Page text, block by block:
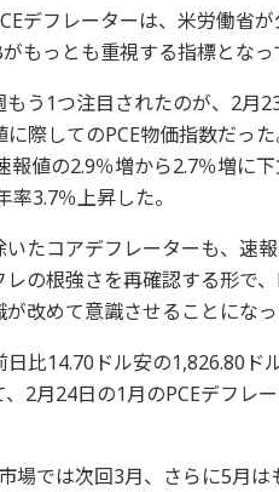
デフレーターは、米労働省
もっとも重視する指標となっ
もう1つ注目されたのが、2月
際してのPCE物価指数だっ
値の2.9％増から2.7％増に
3.7％上昇した。
たコアデフレーターも、速
レの根強さを再確認する形で
改めて意識させることになっ
比14.70ドル安の1,826.80
2月24日の1月のPCEデフレ
場では次回3月、さらに5月